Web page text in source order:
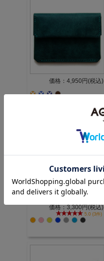
価格：4,950円(税込)
価格：3,300円(税込)
5.0 (3件)